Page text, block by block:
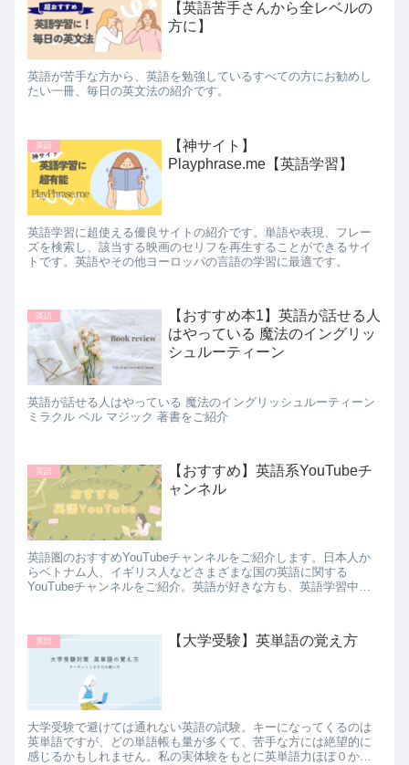
【英語苦手さんから全レベルの
方に】
英語が苦手な方から、英語を勉強しているすべての方にお勧めし
たい一冊、毎日の英文法の紹介です。
英語
【神サイト】
Playphrase.me【英語学習】
英語学習に超使える優良サイトの紹介です。単語や表現、フレー
ズを検索し、該当する映画のセリフを再生することができるサイ
トです。英語やその他ヨーロッパの言語の学習に最適です。
英語
【おすすめ本1】英語が話せる人
はやっている 魔法のイングリッ
シュルーティーン
英語が話せる人はやっている 魔法のイングリッシュルーティーン
ミラクル ベル マジック 著書をご紹介
英語
【おすすめ】英語系YouTubeチ
ャンネル
英語圏のおすすめYouTubeチャンネルをご紹介します。日本人か
らベトナム人、イギリス人などさまざまな国の英語に関する
YouTubeチャンネルをご紹介。英語が好きな方も、英語学習中の
英語 【大学受験】英単語の覚え方
大学受験で避けては通れない英語の試験。キーになってくるのは
英単語ですが、どの単語帳も量が多くて、苦手な方には絶望的に
感じるかもしれません。私の実体験をもとに英単語力ほぼ０から